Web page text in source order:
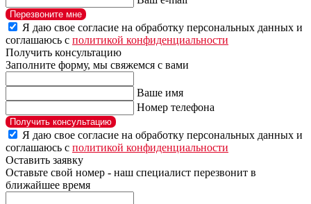
Перезвоните мне
Я даю свое согласие на обработку персональных данных и
соглашаюсь с политикой конфиденциальности
Получить консультацию
Заполните форму, мы свяжемся с вами
Ваше имя
Номер телефона
Получить консультацию
Я даю свое согласие на обработку персональных данных и
соглашаюсь с политикой конфиденциальности
Оставить заявку
Оставьте свой номер - наш специалист перезвонит в
ближайшее время